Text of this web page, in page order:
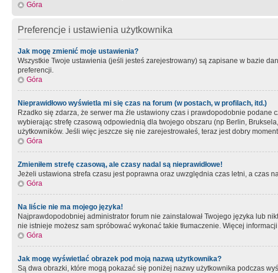
Góra
Preferencje i ustawienia użytkownika
Jak mogę zmienić moje ustawienia?
Wszystkie Twoje ustawienia (jeśli jesteś zarejestrowany) są zapisane w bazie
preferencji.
Góra
Nieprawidłowo wyświetla mi się czas na forum (w postach, w profilach, itd.)
Rzadko się zdarza, że serwer ma źle ustawiony czas i prawdopodobnie
wybierając strefę czasową odpowiednią dla twojego obszaru (np Berlin,
użytkowników. Jeśli więc jeszcze się nie zarejestrowałeś, teraz jest dobry
Góra
Zmieniłem strefę czasową, ale czasy nadal są nieprawidłowe!
Jeżeli ustawiona strefa czasu jest poprawna oraz uwzględnia czas letni, a czas
Góra
Na liście nie ma mojego języka!
Najprawdopodobniej administrator forum nie zainstalował Twojego języka lub
nie istnieje możesz sam spróbować wykonać takie tłumaczenie. Więcej
Góra
Jak mogę wyświetlać obrazek pod moją nazwą użytkownika?
Są dwa obrazki, które mogą pokazać się poniżej nazwy użytkownika podczas